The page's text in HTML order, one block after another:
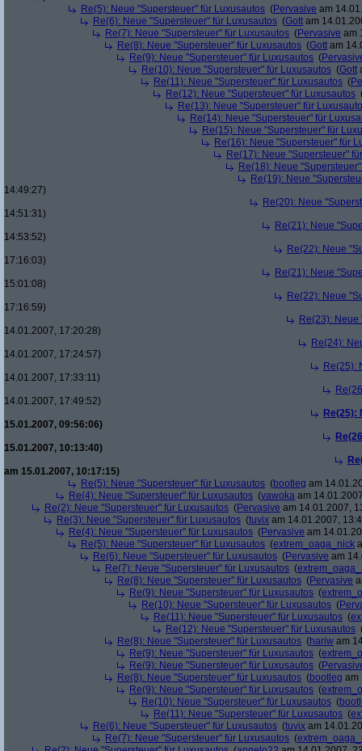
Re(5): Neue "Supersteuer" für Luxusautos (Pervasive am
Re(6): Neue "Supersteuer" für Luxusautos (Gott am
Re(7): Neue "Supersteuer" für Luxusautos (Pervasive am
Re(8): Neue "Supersteuer" für Luxusautos (Gott am
Re(9): Neue "Supersteuer" für Luxusautos (
Re(10): Neue "Supersteuer" für Luxusautos (Gott
Re(11): Neue "Supersteuer" für Luxusautos (
Re(12): Neue "Supersteuer" für Luxusautos
Re(13): Neue "Supersteuer" für
Re(14): Neue "Supersteuer" für
Re(15): Neue "Supersteuer" für
Re(16): Neue "Supersteuer" für
Re(17): Neue "Supersteuer"
Re(18): Neue
Re(19): Neue
14:49:27)
Re(20): Neue
14:51:31)
Re(21): Neue
14:53:52)
Re(22): Neue
17:16:03)
Re(21): Neue
15:01:08)
Re(22): Neue
17:16:59)
Re(23):
14.01.2007, 17:20:28)
Re(24):
14.01.2007, 17:24:57)
Re(25):
14.01.2007, 17:33:11)
14.01.2007, 17:49:52)
Re(25):
15.01.2007, 09:56:06)
15.01.2007, 10:13:40)
am 15.01.2007, 10:17:15)
Re(5): Neue "Supersteuer" für Luxusautos (bootleg am
Re(4): Neue "Supersteuer" für Luxusautos (vawoka am
Re(2): Neue "Supersteuer" für Luxusautos (Pervasive am 14.01.2007,
Re(3): Neue "Supersteuer" für Luxusautos (tuvix am 14.01.2007,
Re(4): Neue "Supersteuer" für Luxusautos (Pervasive am
Re(5): Neue "Supersteuer" für Luxusautos (extrem_oaga_nick
Re(6): Neue "Supersteuer" für Luxusautos (Pervasive am
Re(7): Neue "Supersteuer" für Luxusautos (
Re(8): Neue "Supersteuer" für Luxusautos (Pervasive
Re(9): Neue "Supersteuer" für Luxusautos (
Re(10): Neue "Supersteuer" für Luxusautos (
Re(11): Neue "Supersteuer" für Luxusautos (
Re(12): Neue "Supersteuer" für Luxusautos
Re(8): Neue "Supersteuer" für Luxusautos (hariw am
Re(9): Neue "Supersteuer" für Luxusautos (
Re(9): Neue "Supersteuer" für Luxusautos (
Re(8): Neue "Supersteuer" für Luxusautos (bootleg am
Re(9): Neue "Supersteuer" für Luxusautos (
Re(10): Neue "Supersteuer" für Luxusautos (
Re(11): Neue "Supersteuer" für Luxusautos (
Re(6): Neue "Supersteuer" für Luxusautos (tuvix am
Re(7): Neue "Supersteuer" für Luxusautos (